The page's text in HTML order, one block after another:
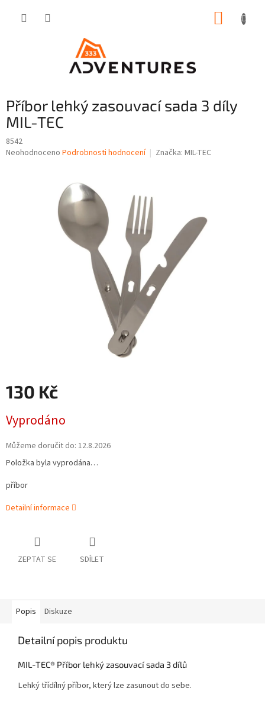
Příbor lehký zasouvací sada 3 díly
MIL-TEC
8542
Průměrné
Neohodnoceno Podrobnosti hodnocení Značka: MIL-TEC
130 Kč
cena:
Vyprodáno
Můžeme doručit do: 12.8.2026
Položka byla vyprodána…
příbor
Detailní informace
ZEPTAT SE SDÍLET
Popis Diskuze
Detailní popis produktu
MIL-TEC® Příbor lehký zasouvací sada 3 dílů
Lehký třídílný příbor, který lze zasunout do sebe.